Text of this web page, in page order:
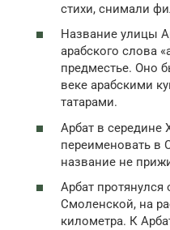
стихи, снимали
Название улицы
арабского слова
предместье. Оно
веке арабскими
татарами.
Арбат в середине
переименовать в
название не
Арбат
Смоленской, на
километра. К